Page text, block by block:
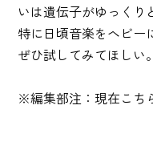
いは遺伝子がゆっくり
特に日頃音楽をヘビー
ぜひ試してみてほしい。
※編集部注：現在こち